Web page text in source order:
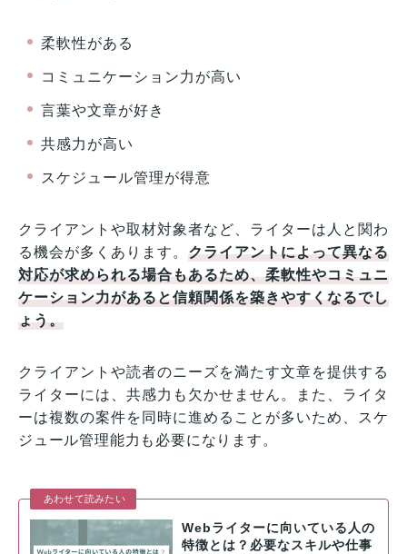
柔軟性がある
コミュニケーション力が高い
言葉や文章が好き
共感力が高い
スケジュール管理が得意
クライアントや取材対象者など、ライターは人と関わ
る機会が多くあります。クライアントによって異なる
対応が求められる場合もあるため、柔軟性やコミュニ
ケーション力があると信頼関係を築きやすくなるでし
ょう。
クライアントや読者のニーズを満たす文章を提供する
ライターには、共感力も欠かせません。また、ライタ
ーは複数の案件を同時に進めることが多いため、スケ
ジュール管理能力も必要になります。
あわせて読みたい
Webライターに向いている人の
特徴とは？必要なスキルや仕事